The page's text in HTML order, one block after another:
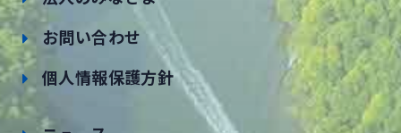
お問い合わせ
個人情報保護方針